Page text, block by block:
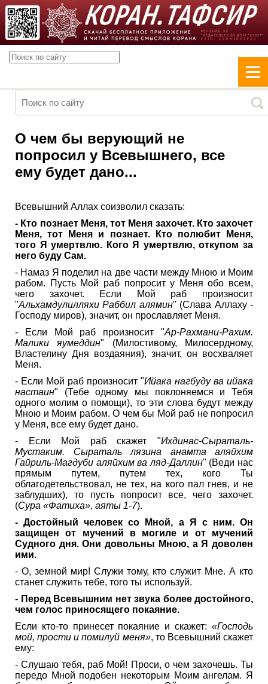
О чем бы верующий не
попросил у Всевышнего, все
ему будет дано...
Всевышний Аллах соизволил сказать:
- Кто познает Меня, тот Меня захочет. Кто захочет
Меня, тот Меня и познает. Кто полюбит Меня,
того Я умертвлю. Кого Я умертвлю, откупом за
него буду Сам.
- Намаз Я поделил на две части между Мною и Моим
рабом. Пусть Мой раб попросит у Меня обо всем,
чего захочет. Если Мой раб произносит
"Альхамдулилляхи Раббил алямин" (Слава Аллаху -
Господу миров), значит, он прославляет Меня.
- Если Мой раб произносит "Ар-Рахмани-Рахим.
Малики яумеддин" (Милостивому, Милосердному,
Властелину Дня воздаяния), значит, он восхваляет
Меня.
- Если Мой раб произносит "Ийака нагбуду ва ийака
настаин" (Тебе одному мы поклоняемся и Тебя
одного молим о помощи), то эти слова будут между
Мною и Моим рабом. О чем бы Мой раб не попросил
у Меня, все ему будет дано.
- Если Мой раб скажет "Ихдинас-Сыраталь-
Мустаким. Сыраталь лязина анамта аляйхим
Гайриль-Магдуби аляйхим ва ляд-Даллин" (Веди нас
прямым путем, путем тех, кого Ты
облагодетельствовал, не тех, на кого пал гнев, и не
заблудших), то пусть попросит все, чего захочет.
(Сура «Фатиха», аяты 1-7).
- Достойный человек со Мной, а Я с ним. Он
защищен от мучений в могиле и от мучений
Судного дня. Они довольны Мною, а Я доволен
ими.
- О, земной мир! Служи тому, кто служит Мне. А кто
станет служить тебе, того ты используй.
- Перед Всевышним нет звука более достойного,
чем голос приносящего покаяние.
Если кто-то принесет покаяние и скажет: «Господь
мой, прости и помилуй меня», то Всевышний скажет
ему:
- Слушаю тебя, раб Мой! Проси, о чем захочешь. Ты
передо Мной подобен некоторым Моим ангелам. Я